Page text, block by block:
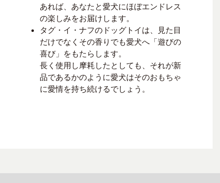
あれば、あなたと愛犬にほぼエンドレス
の楽しみをお届けします。
タグ・イ・ナフのドッグトイは、見た目
だけでなくその香りでも愛犬へ「遊びの
喜び」をもたらします。
長く使用し摩耗したとしても、それが新
品であるかのように愛犬はそのおもちゃ
に愛情を持ち続けるでしょう。